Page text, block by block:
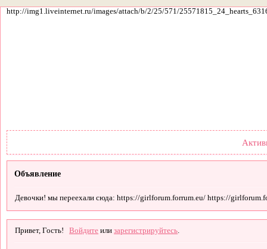
http://img1.liveinternet.ru/images/attach/b/2/25/571/
Объявление
Девочки! мы переехали сюда: https://girlforum.forrum.eu/ https://
Привет, Гость! Войдите илизарегистрируйтесь